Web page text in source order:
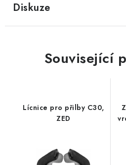
Diskuze
Související
Lícnice pro přilby C30,
ZED